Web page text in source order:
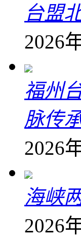
台盟
2026
福州
脉传
2026
海峡
2026